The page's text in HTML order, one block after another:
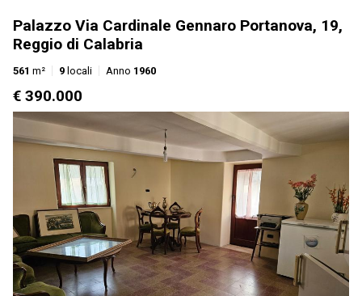
Palazzo Via Cardinale Gennaro Portanova, 19,
Reggio di Calabria
561 m² 9 locali Anno 1960
€ 390.000